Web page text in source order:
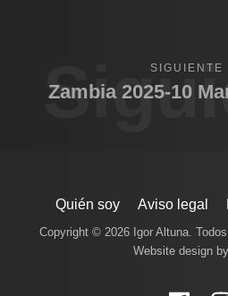
SIGUIENTE
Zambia 2025-10
Quién soy Aviso legal
Copyright © 2026 Igor Altuna.
Website design by